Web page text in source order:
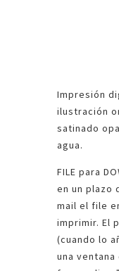
Impresión
ilustración
satinado
agua.
FILE para
en un plazo
mail el file
imprimir. El
(cuando lo
una